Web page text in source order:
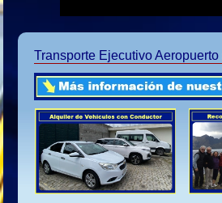
Transporte Ejecutivo